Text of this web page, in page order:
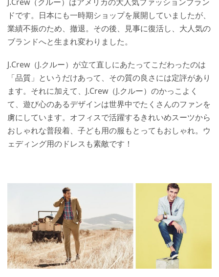
ドです。日本にも一時期ショップを展開していましたが、
業績不振のため、撤退。その後、見事に復活し、大人気の
ブランドへと生まれ変わりました。
J.Crew（J.クルー）が立て直しにあたってこだわったのは
「品質」というだけあって、その質の良さには定評があり
ます。それに加えて、J.Crew（J.クルー）のかっこよく
て、遊び心のあるデザインは世界中でたくさんのファンを
虜にしています。オフィスで活躍するきれいめスーツから
おしゃれな普段着、子ども用の服もとってもおしゃれ。ウ
ェディング用のドレスも素敵です！